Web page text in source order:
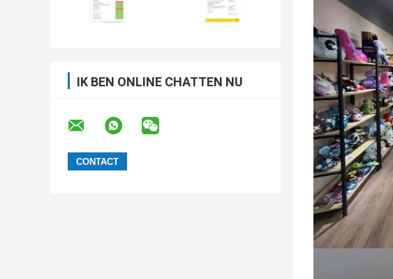
IK BEN ONLINE CHATTEN NU